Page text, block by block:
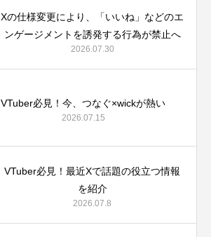
Xの仕様変更により、「いいね」などのエ
ンゲージメントを誘発する行為が禁止へ
2026.07.30
VTuber必見！今、つなぐ‪×‬wickが熱い
2026.07.15
VTuber必見！最近Xで話題の役立つ情報
を紹介
2026.07.8